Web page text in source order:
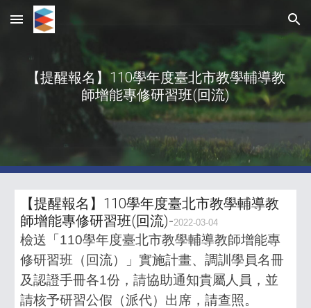
Skip to main content Skip to navigation
【提醒報名】110學年度臺北市教學輔導教
師增能專修研習班(回流)
【提醒報名】110學年度臺北市教學輔導教
師增能專修研習班(回流)-2022-03-04
檢送「110學年度臺北市教學輔導教師增能專
修研習班（回流）」實施計畫、調訓學員名冊
及認證手冊各1份，請協助通知貴屬人員，並
請核予研習公假（派代）出席，請查照。